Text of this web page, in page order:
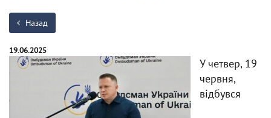
Назад
19.06.2025
У четвер, 19
червня,
відбувся